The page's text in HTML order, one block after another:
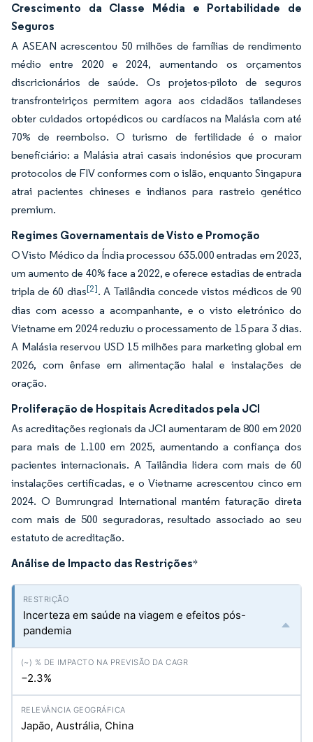
Crescimento da Classe Média e Portabilidade de
Seguros
A ASEAN acrescentou 50 milhões de famílias de rendimento
médio entre 2020 e 2024, aumentando os orçamentos
discricionários de saúde. Os projetos-piloto de seguros
transfronteiriços permitem agora aos cidadãos tailandeses
obter cuidados ortopédicos ou cardíacos na Malásia com até
70% de reembolso. O turismo de fertilidade é o maior
beneficiário: a Malásia atrai casais indonésios que procuram
protocolos de FIV conformes com o islão, enquanto Singapura
atrai pacientes chineses e indianos para rastreio genético
premium.
Regimes Governamentais de Visto e Promoção
O Visto Médico da Índia processou 635.000 entradas em 2023,
um aumento de 40% face a 2022, e oferece estadias de entrada
tripla de 60 dias[2]. A Tailândia concede vistos médicos de 90
dias com acesso a acompanhante, e o visto eletrónico do
Vietname em 2024 reduziu o processamento de 15 para 3 dias.
A Malásia reservou USD 15 milhões para marketing global em
2026, com ênfase em alimentação halal e instalações de
oração.
Proliferação de Hospitais Acreditados pela JCI
As acreditações regionais da JCI aumentaram de 800 em 2020
para mais de 1.100 em 2025, aumentando a confiança dos
pacientes internacionais. A Tailândia lidera com mais de 60
instalações certificadas, e o Vietname acrescentou cinco em
2024. O Bumrungrad International mantém faturação direta
com mais de 500 seguradoras, resultado associado ao seu
estatuto de acreditação.
Análise de Impacto das Restrições*
Incerteza em saúde na viagem e efeitos pós-
pandemia
−2.3%
Japão, Austrália, China